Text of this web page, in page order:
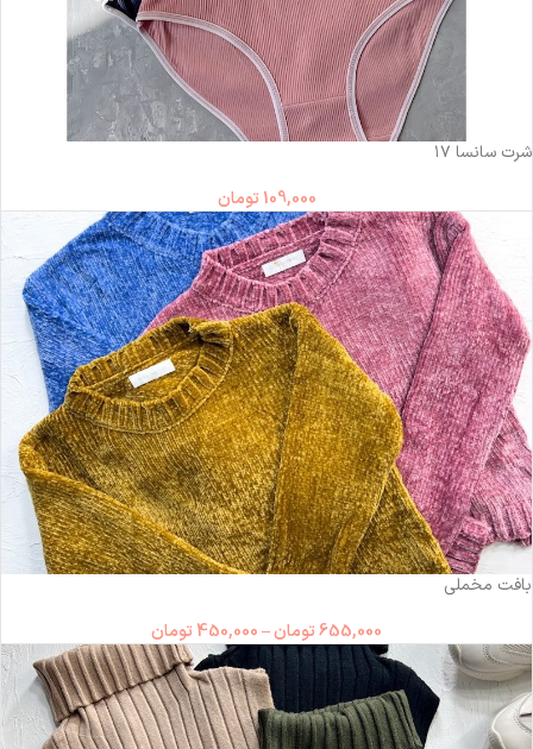
شرت سانسا ۱۷
109,000 تومان
بافت مخملی
655,000تومان–
450,000 تومان